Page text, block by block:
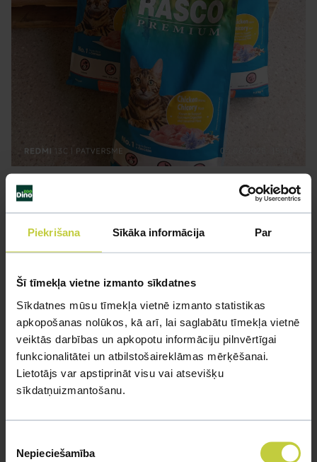
Piekrišana Sīkāka informācija Par
Šī tīmekļa vietne izmanto sīkdatnes
Sīkdatnes mūsu tīmekļa vietnē izmanto statistikas
apkopošanas nolūkos, kā arī, lai saglabātu tīmekļa vietnē
veiktās darbības un apkopotu informāciju pilnvērtīgai
funkcionalitātei un atbilstošaireklāmas mērķēšanai.
Lietotājs var apstiprināt visu vai atsevišķu
sīkdatņuizmantošanu.
izvēle
Nepieciešamība